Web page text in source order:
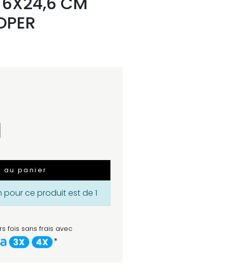
au panier
ce produit est de 1
fois sans frais avec
*